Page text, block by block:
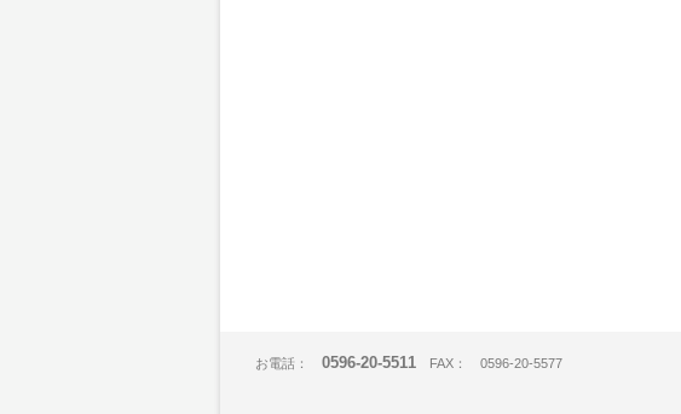
お電話：0596-20-5511 FAX： 0596-20-5577